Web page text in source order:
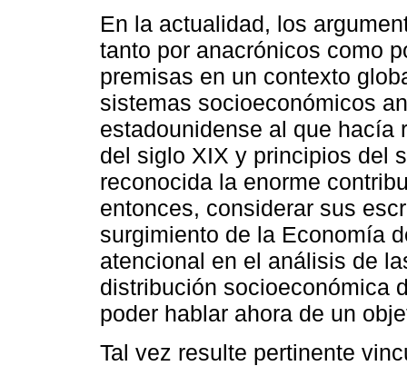
En la actualidad, los
tanto por anacrónicos como
premisas en un contexto
sistemas socioeconómicos
estadounidense al que hacía
del siglo XIX y principios del
reconocida la enorme
entonces, considerar sus
surgimiento de la Economía
atencional en el análisis de
distribución socioeconómica
poder hablar ahora de un
Tal vez resulte pertinente